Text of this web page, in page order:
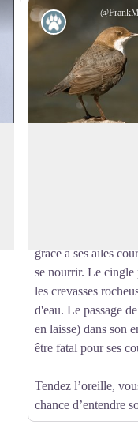
Faune
grâce à ses ailes
se nourrir. Le cingle
les crevasses
d'eau. Le passage
en laisse) dans son
être fatal pour ses
Tendez l’oreille,
chance d’entendre